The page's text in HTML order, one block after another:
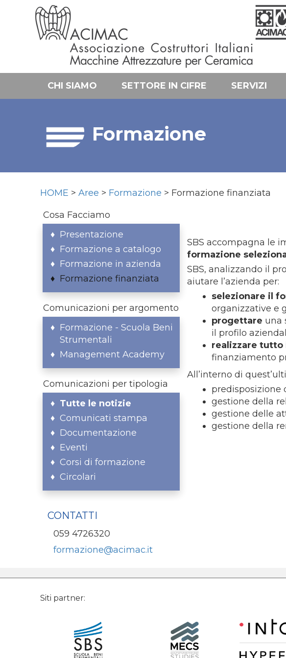
CHI SIAMO SETTORE IN CIFRE SERVIZI
Formazione
HOME > Aree > Formazione > Formazione finanziata
Cosa Facciamo
Presentazione
Formazione a catalogo
Formazione in azienda
Formazione finanziata
Comunicazioni per argomento
Formazione - Scuola Beni
Strumentali
Management Academy
Comunicazioni per tipologia
Tutte le notizie
Comunicati stampa
Documentazione
Eventi
Corsi di formazione
Circolari
CONTATTI
059 4726320
formazione@acimac.it
SBS accompagna le
formazione
SBS, analizzando il
aiutare l’azienda per:
selezionare il
organizzative e
progettare una
il profilo
realizzare tutto
finanziamento
All’interno di
predisposizione
gestione della
gestione delle
gestione della
Siti partner: